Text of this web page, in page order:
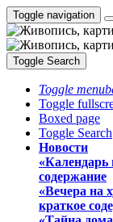
Toggle navigation
Toggle Search
Toggle
Toggle
Boxed page
Toggle Search
Новости
содержание
«Вечера на
краткое